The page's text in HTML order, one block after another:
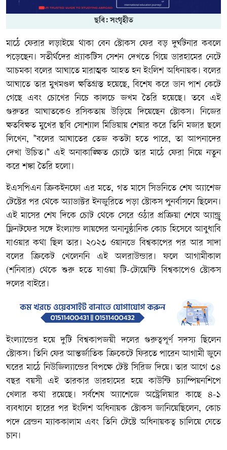
ছবি: সংগৃহীত
মাঠে ফেরার লড়াইয়ে থাকা বেন স্টোকস ফের বড় দুর্ঘটনার কবলে
পড়েছেন। সতীর্থদের প্র্যাকটিস সেশন দেখতে গিয়ে ডারহামের নেটে
আচমকা বলের আঘাতে মারাত্মক আহত হন ইংলিশ অধিনায়ক। বলের
আঘাতে তার মুখমণ্ডল ক্ষতিগ্রস্ত হয়েছে, বিশেষ করে ডান পাশ কেটে
গেছে এবং চোখের নিচে কালচে জখম তৈরি হয়েছে। তবে এই
গুরুতর আঘাতকেও রসিকতায় উড়িয়ে দিয়েছেন স্টোকস। নিজের
ক্ষতবিক্ষত মুখের ছবি সোশ্যাল মিডিয়ায় শেয়ার করে তিনি মজার ছলে
লিখেন, "বলের আঘাতের তেজ কতটা হতে পারে, তা আপনাদের
দেখা উচিত।" এই অনাকাঙ্ক্ষিত চোটে তার মাঠে ফেরা নিয়ে নতুন
করে শঙ্কা তৈরি হলো।
ইএসপিএন ক্রিকইনফো এর মতে, গত মাসে সিডনিতে শেষ অ্যাশেজ
টেস্টের পর থেকে অ্যাডাক্টর ইনজুরিতে পড়া স্টোকস পুনর্বাসনে ছিলেন।
এই মাসের শেষ দিকে চোট থেকে সেরে ওঠার প্রক্রিয়া শেষে অ্যান্ড্রু
ফ্লিনটফের সঙ্গে ইংল্যান্ড লায়ন্সের অনানুষ্ঠানিক কোচ হিসেবে আবুধাবি
যাওয়ার কথা ছিল তার। ২০২৩ ওয়ানডে বিশ্বকাপের পর আর সাদা
বলের ক্রিকেট খেলেননি এই অলরাউন্ডার। ফলে আগামীকাল
(শনিবার) থেকে শুরু হতে যাওয়া টি-টোয়েন্টি বিশ্বকাপেও স্টোকস
দলের বাইরে।
ইংল্যান্ডের হয়ে দুটি বিশ্বকাপজয়ী দলের গুরুত্বপূর্ণ সদস্য ছিলেন
স্টোকস। তিনি ফের আন্তর্জাতিক ক্রিকেটে ফিরতে পারেন আগামী জুনে
ঘরের মাঠে নিউজিল্যান্ডের বিপক্ষে টেস্ট সিরিজ দিয়ে। তার আগে ৩৪
বছর বয়সী এই তারকার ডারহামের হয়ে কাউন্টি চ্যাম্পিয়নশিপে
খেলার কথা রয়েছে। সর্বশেষ অ্যাশেজে অস্ট্রেলিয়ার কাছে ৪-১
ব্যবধানে হারের পর ইংলিশ অধিনায়ক স্টোকস জানিয়েছিলেন, কোচ
পদে ব্রেন্ডন ম্যাককালাম এবং তিনি টেস্টে অধিনায়কত্ব চালিয়ে যেতে
চান।